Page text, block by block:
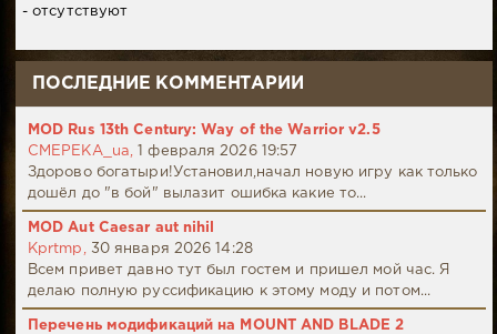
- отсутствуют
ПОСЛЕДНИЕ КОММЕНТАРИИ
MOD Rus 13th Century: Way of the Warrior v2.5
CMEPEKA_ua,
1 февраля 2026 19:57
Здорово богатыри!Установил,начал новую игру как только
дошёл до "в бой" вылазит ошибка какие то...
MOD Aut Caesar aut nihil
Kprtmp,
30 января 2026 14:28
Всем привет давно тут был гостем и пришел мой час. Я
делаю полную руссификацию к этому моду и потом...
Перечень модификаций на MOUNT AND BLADE 2